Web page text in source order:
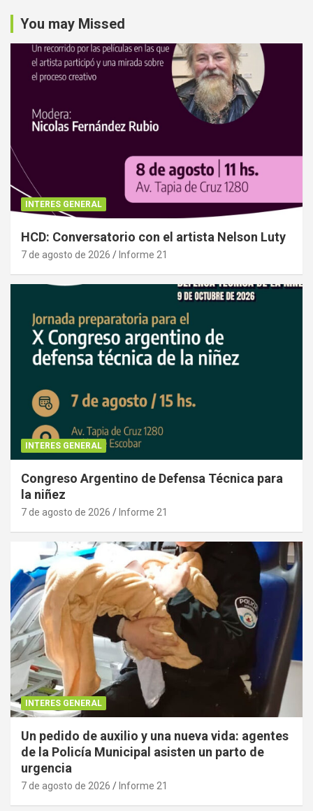
You may Missed
INTERES GENERAL
HCD: Conversatorio con el artista Nelson Luty
7 de agosto de 2026 Informe 21
INTERES GENERAL
Congreso Argentino de Defensa Técnica para
la niñez
7 de agosto de 2026 Informe 21
INTERES GENERAL
Un pedido de auxilio y una nueva vida: agentes
de la Policía Municipal asisten un parto de
urgencia
7 de agosto de 2026 Informe 21